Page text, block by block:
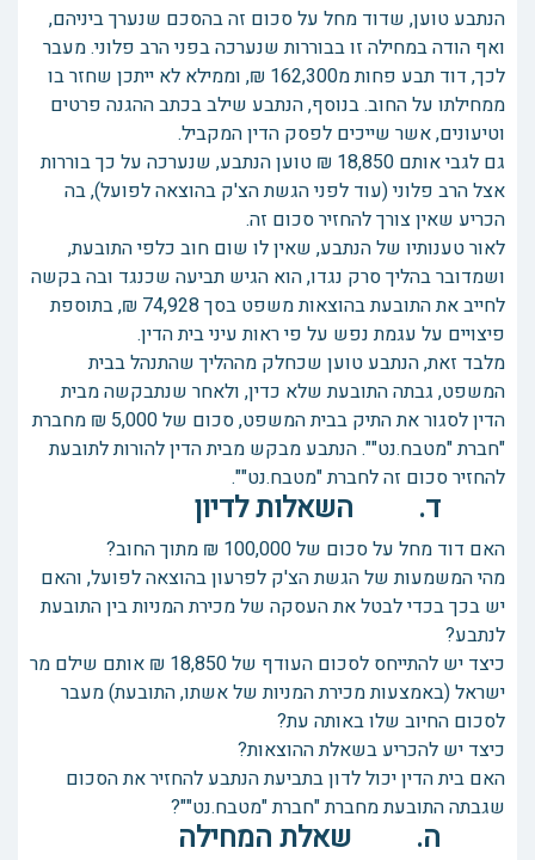
הנתבע טוען, שדוד מחל על סכום זה בהסכם שנערך ביניהם,
ואף הודה במחילה זו בבוררות שנערכה בפני הרב פלוני. מעבר
לכך, דוד תבע פחות מ162,300 ₪, וממילא לא ייתכן שחזר בו
ממחילתו על החוב. בנוסף, הנתבע שילב בכתב ההגנה פרטים
וטיעונים, אשר שייכים לפסק הדין המקביל.
גם לגבי אותם 18,850 ₪ טוען הנתבע, שנערכה על כך בוררות
אצל הרב פלוני (עוד לפני הגשת הצ'ק בהוצאה לפועל), בה
הכריע שאין צורך להחזיר סכום זה.
לאור טענותיו של הנתבע, שאין לו שום חוב כלפי התובעת,
ושמדובר בהליך סרק נגדו, הוא הגיש תביעה שכנגד ובה בקשה
לחייב את התובעת בהוצאות משפט בסך 74,928 ₪, בתוספת
פיצויים על עגמת נפש על פי ראות עיני בית הדין.
מלבד זאת, הנתבע טוען שכחלק מההליך שהתנהל בבית
המשפט, גבתה התובעת שלא כדין, ולאחר שנתבקשה מבית
הדין לסגור את התיק בבית המשפט, סכום של 5,000 ₪ מחברת
"חברת "מטבח.נט"". הנתבע מבקש מבית הדין להורות לתובעת
להחזיר סכום זה לחברת "מטבח.נט"".
ד. השאלות לדיון
האם דוד מחל על סכום של 100,000 ₪ מתוך החוב?
מהי המשמעות של הגשת הצ'ק לפרעון בהוצאה לפועל, והאם
יש בכך בכדי לבטל את העסקה של מכירת המניות בין התובעת
לנתבע?
כיצד יש להתייחס לסכום העודף של 18,850 ₪ אותם שילם מר
ישראל (באמצעות מכירת המניות של אשתו, התובעת) מעבר
לסכום החיוב שלו באותה עת?
כיצד יש להכריע בשאלת ההוצאות?
האם בית הדין יכול לדון בתביעת הנתבע להחזיר את הסכום
שגבתה התובעת מחברת "חברת "מטבח.נט""?
ה. שאלת המחילה